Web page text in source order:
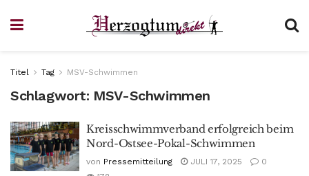
Titel Tag MSV-Schwimmen
Schlagwort: MSV-Schwimmen
Kreisschwimmverband erfolgreich beim
Nord-Ostsee-Pokal-Schwimmen
von Pressemitteilung JULI 17, 2025
0